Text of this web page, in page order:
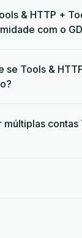
& HTTP +
com o
se Tools &
múltiplas contas